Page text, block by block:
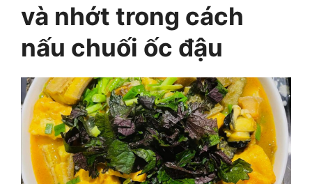
và nhớt trong cách
nấu chuối ốc đậu